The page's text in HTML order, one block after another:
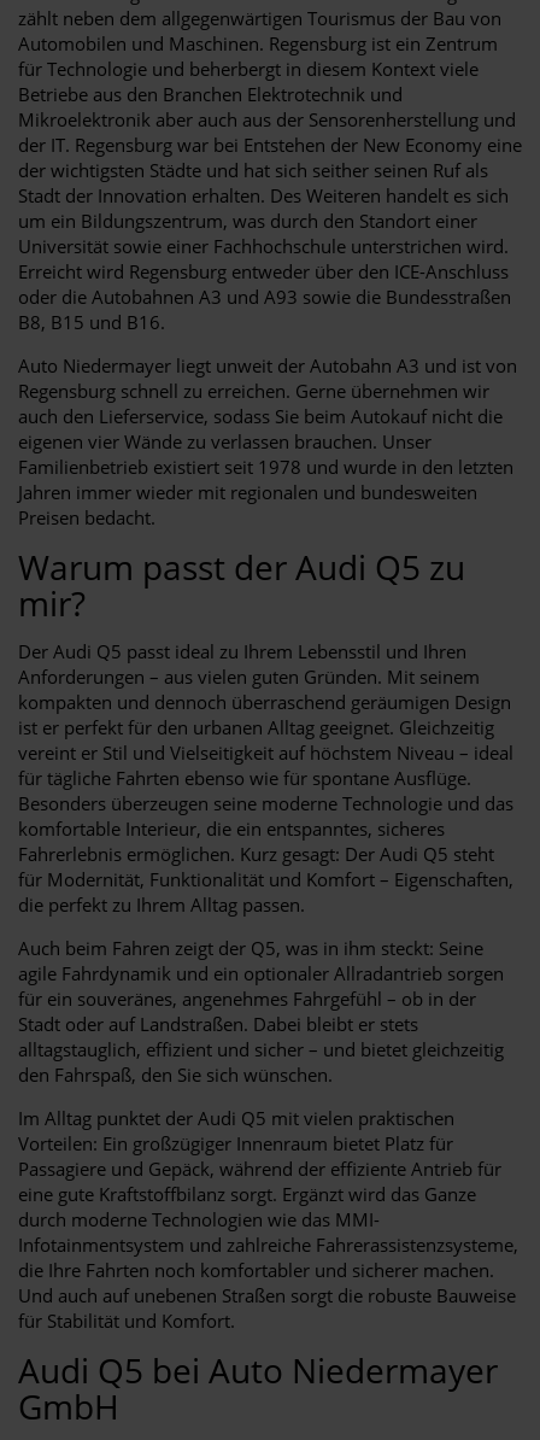
zählt neben dem allgegenwärtigen Tourismus der Bau von
Automobilen und Maschinen. Regensburg ist ein Zentrum
für Technologie und beherbergt in diesem Kontext viele
Betriebe aus den Branchen Elektrotechnik und
Mikroelektronik aber auch aus der Sensorenherstellung und
der IT. Regensburg war bei Entstehen der New Economy eine
der wichtigsten Städte und hat sich seither seinen Ruf als
Stadt der Innovation erhalten. Des Weiteren handelt es sich
um ein Bildungszentrum, was durch den Standort einer
Universität sowie einer Fachhochschule unterstrichen wird.
Erreicht wird Regensburg entweder über den ICE-Anschluss
oder die Autobahnen A3 und A93 sowie die Bundesstraßen
B8, B15 und B16.
Auto Niedermayer liegt unweit der Autobahn A3 und ist von
Regensburg schnell zu erreichen. Gerne übernehmen wir
auch den Lieferservice, sodass Sie beim Autokauf nicht die
eigenen vier Wände zu verlassen brauchen. Unser
Familienbetrieb existiert seit 1978 und wurde in den letzten
Jahren immer wieder mit regionalen und bundesweiten
Preisen bedacht.
Warum passt der Audi Q5 zu
mir?
Der Audi Q5 passt ideal zu Ihrem Lebensstil und Ihren
Anforderungen – aus vielen guten Gründen. Mit seinem
kompakten und dennoch überraschend geräumigen Design
ist er perfekt für den urbanen Alltag geeignet. Gleichzeitig
vereint er Stil und Vielseitigkeit auf höchstem Niveau – ideal
für tägliche Fahrten ebenso wie für spontane Ausflüge.
Besonders überzeugen seine moderne Technologie und das
komfortable Interieur, die ein entspanntes, sicheres
Fahrerlebnis ermöglichen. Kurz gesagt: Der Audi Q5 steht
für Modernität, Funktionalität und Komfort – Eigenschaften,
die perfekt zu Ihrem Alltag passen.
Auch beim Fahren zeigt der Q5, was in ihm steckt: Seine
agile Fahrdynamik und ein optionaler Allradantrieb sorgen
für ein souveränes, angenehmes Fahrgefühl – ob in der
Stadt oder auf Landstraßen. Dabei bleibt er stets
alltagstauglich, effizient und sicher – und bietet gleichzeitig
den Fahrspaß, den Sie sich wünschen.
Im Alltag punktet der Audi Q5 mit vielen praktischen
Vorteilen: Ein großzügiger Innenraum bietet Platz für
Passagiere und Gepäck, während der effiziente Antrieb für
eine gute Kraftstoffbilanz sorgt. Ergänzt wird das Ganze
durch moderne Technologien wie das MMI-
Infotainmentsystem und zahlreiche Fahrerassistenzsysteme,
die Ihre Fahrten noch komfortabler und sicherer machen.
Und auch auf unebenen Straßen sorgt die robuste Bauweise
für Stabilität und Komfort.
Audi Q5 bei Auto Niedermayer
GmbH